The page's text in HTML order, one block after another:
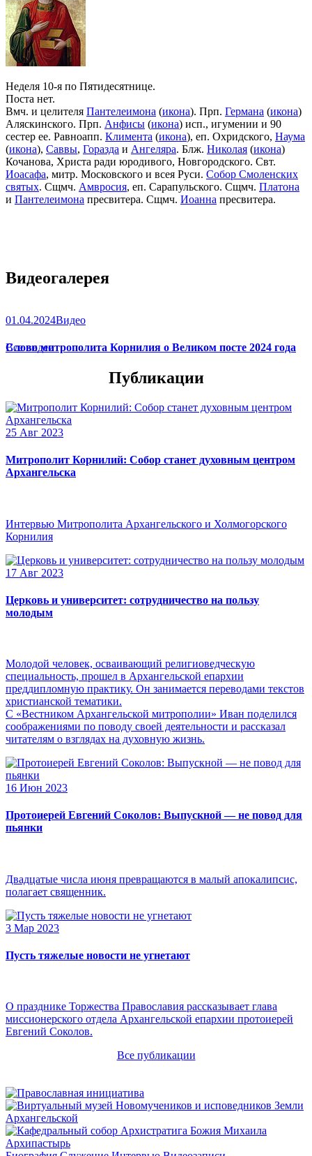
Неделя 10-я по Пятидесятнице.
Поста нет.
Вмч. и целителя Пантелеимона (икона). Прп. Германа (икона)
Аляскинского. Прп. Анфисы (икона) исп., игумении и 90
сестер ее. Равноапп. Климента (икона), еп. Охридского, Наума
(икона), Саввы, Горазда и Ангеляра. Блж. Николая (икона)
Кочанова, Христа ради юродивого, Новгородского. Свт.
Иоасафа, митр. Московского и всея Руси. Собор Смоленских
святых. Сщмч. Амвросия, еп. Сарапульского. Сщмч. Платона
и Пантелеимона пресвитера. Сщмч. Иоанна пресвитера.
Видеогалерея
01.04.2024Видео
Слово митрополита Корнилия о Великом посте 2024 года
Все видео
Публикации
25 Авг 2023
Митрополит Корнилий: Собор станет духовным центром
Архангельска
Интервью Митрополита Архангельского и Холмогорского
Корнилия
17 Авг 2023
Церковь и университет: сотрудничество на пользу
молодым
Молодой человек, осваивающий религиоведческую
специальность, прошел в Архангельской епархии
преддипломную практику. Он занимается переводами текстов
христианской тематики.
С «Вестником Архангельской митрополии» Иван поделился
соображениями по поводу своей деятельности и рассказал
читателям о взглядах на духовную жизнь.
16 Июн 2023
Протоиерей Евгений Соколов: Выпускной — не повод для
пьянки
Двадцатые числа июня превращаются в малый апокалипсис,
полагает священник.
3 Мар 2023
Пусть тяжелые новости не угнетают
О празднике Торжества Православия рассказывает глава
миссионерского отдела Архангельской епархии протоиерей
Евгений Соколов.
Все публикации
Архипастырь